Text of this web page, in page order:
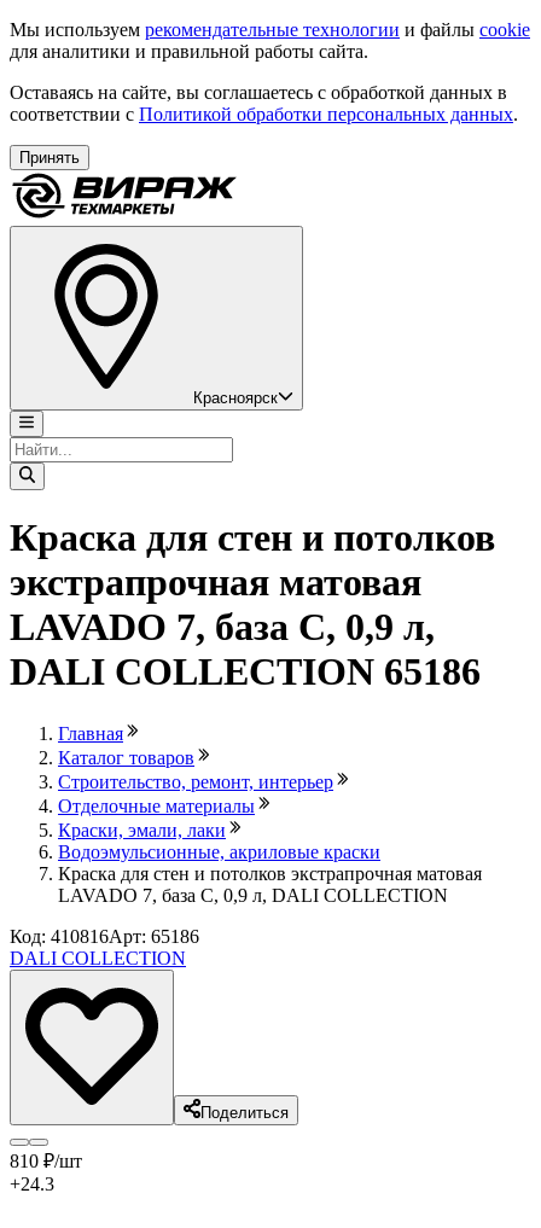
Мы используем рекомендательные технологии и файлы cookie
для аналитики и правильной работы сайта.
Оставаясь на сайте, вы соглашаетесь с обработкой данных в
соответствии с Политикой обработки персональных данных.
Принять
Красноярск
Краска для стен и потолков
экстрапрочная матовая
LAVADO 7, база С, 0,9 л,
DALI COLLECTION 65186
Главная
Каталог товаров
Строительство, ремонт, интерьер
Отделочные материалы
Краски, эмали, лаки
Водоэмульсионные, акриловые краски
Краска для стен и потолков экстрапрочная матовая
LAVADO 7, база С, 0,9 л, DALI COLLECTION
Код: 410816Арт: 65186
DALI COLLECTION
Поделиться
810 ₽/шт
+24.3